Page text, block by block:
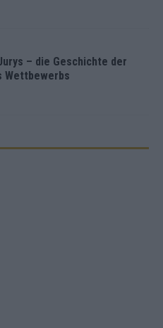
– die Geschichte der
Wettbewerbs